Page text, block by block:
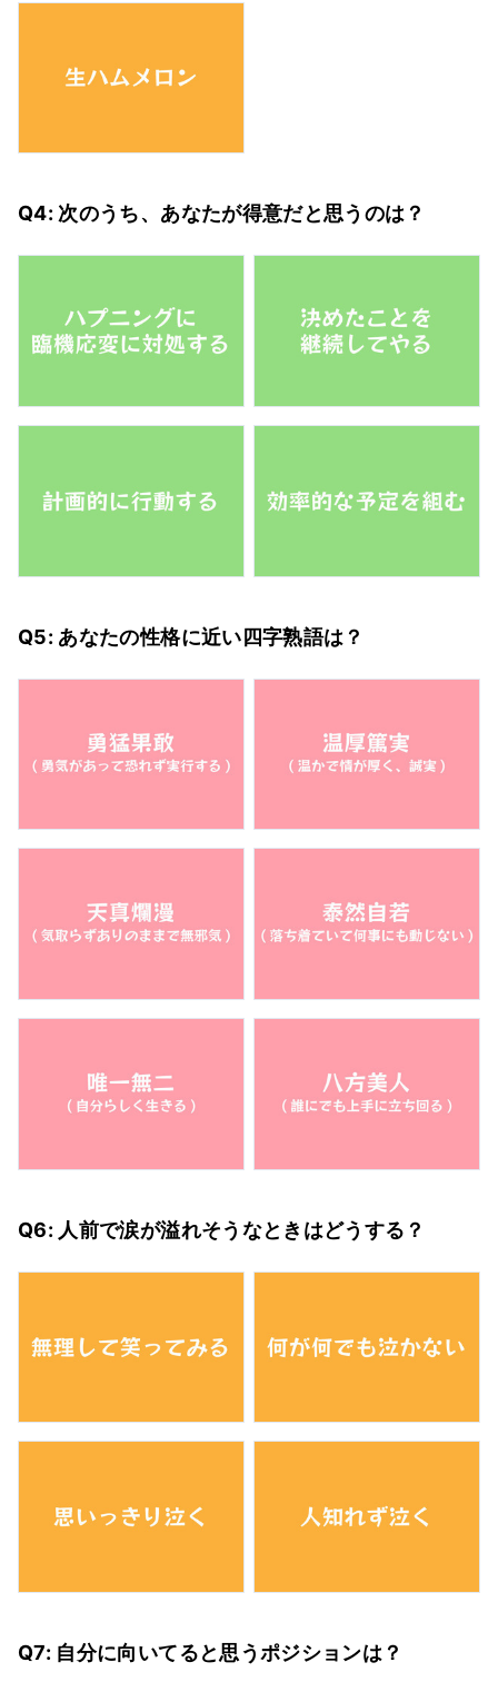
Q4: 次のうち、あなたが得意だと思うのは？
Q5: あなたの性格に近い四字熟語は？
Q6: 人前で涙が溢れそうなときはどうする？
Q7: 自分に向いてると思うポジションは？